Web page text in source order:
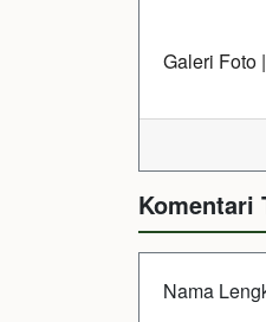
Galeri Foto
Komentari
Nama